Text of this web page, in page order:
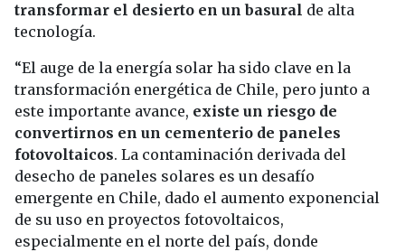
transformar el desierto en un basural de alta
tecnología.
“El auge de la energía solar ha sido clave en la
transformación energética de Chile, pero junto a
este importante avance, existe un riesgo de
convertirnos en un cementerio de paneles
fotovoltaicos. La contaminación derivada del
desecho de paneles solares es un desafío
emergente en Chile, dado el aumento exponencial
de su uso en proyectos fotovoltaicos,
especialmente en el norte del país, donde